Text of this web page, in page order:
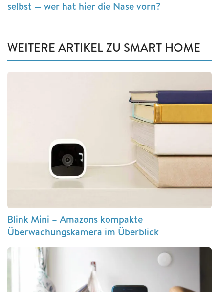
selbst — wer hat hier die Nase vorn?
WEITERE ARTIKEL ZU SMART HOME
Blink Mini – Amazons kompakte
Überwachungskamera im Überblick